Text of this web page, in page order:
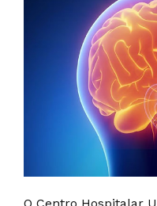
O Centro Hospitalar